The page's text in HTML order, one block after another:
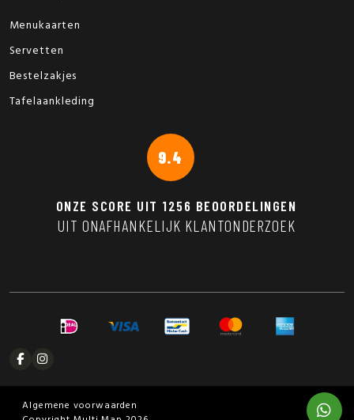
Menukaarten
Servetten
Bestelzakjes
Tafelaankleding
9.4
ONZE SCORE UIT 1256 BEOORDELINGEN
UIT ONAFHANKELIJK KLANTONDERZOEK
Algemene voorwaarden